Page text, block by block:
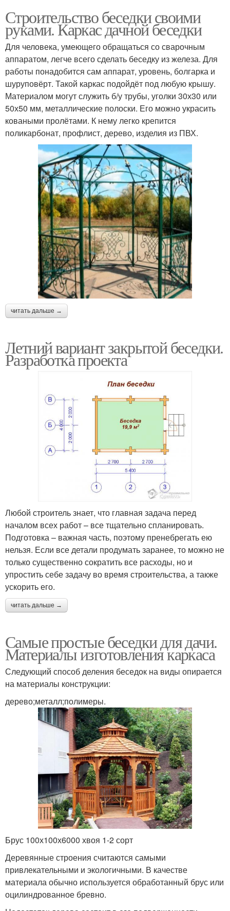
Строительство беседки своими
руками. Каркас дачной беседки
Для человека, умеющего обращаться со сварочным
аппаратом, легче всего сделать беседку из железа. Для
работы понадобится сам аппарат, уровень, болгарка и
шуруповёрт. Такой каркас подойдёт под любую крышу.
Материалом могут служить б/у трубы, уголки 30х30 или
50х50 мм, металлические полоски. Его можно украсить
коваными пролётами. К нему легко крепится
поликарбонат, профлист, дерево, изделия из ПВХ.
читать дальше →
Летний вариант закрытой беседки.
Разработка проекта
Любой строитель знает, что главная задача перед
началом всех работ – все тщательно спланировать.
Подготовка – важная часть, поэтому пренебрегать ею
нельзя. Если все детали продумать заранее, то можно не
только существенно сократить все расходы, но и
упростить себе задачу во время строительства, а также
ускорить его.
читать дальше →
Самые простые беседки для дачи.
Материалы изготовления каркаса
Следующий способ деления беседок на виды опирается
на материалы конструкции:
дерево;металл;полимеры.
Брус 100х100х6000 хвоя 1-2 сорт
Деревянные строения считаются самыми
привлекательными и экологичными. В качестве
материала обычно используется обработанный брус или
оцилиндрованное бревно.